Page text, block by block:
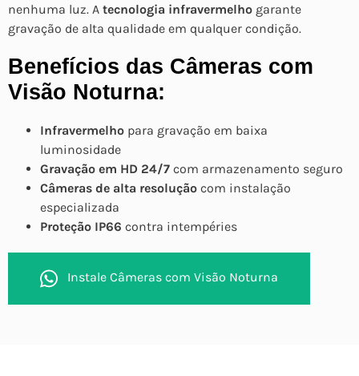
nenhuma luz. A tecnologia infravermelho garante
gravação de alta qualidade em qualquer condição.
Benefícios das Câmeras com
Visão Noturna:
Infravermelho para gravação em baixa
luminosidade
Gravação em HD 24/7 com armazenamento seguro
Câmeras de alta resolução com instalação
especializada
Proteção IP66 contra intempéries
Instale Câmeras com Visão Noturna